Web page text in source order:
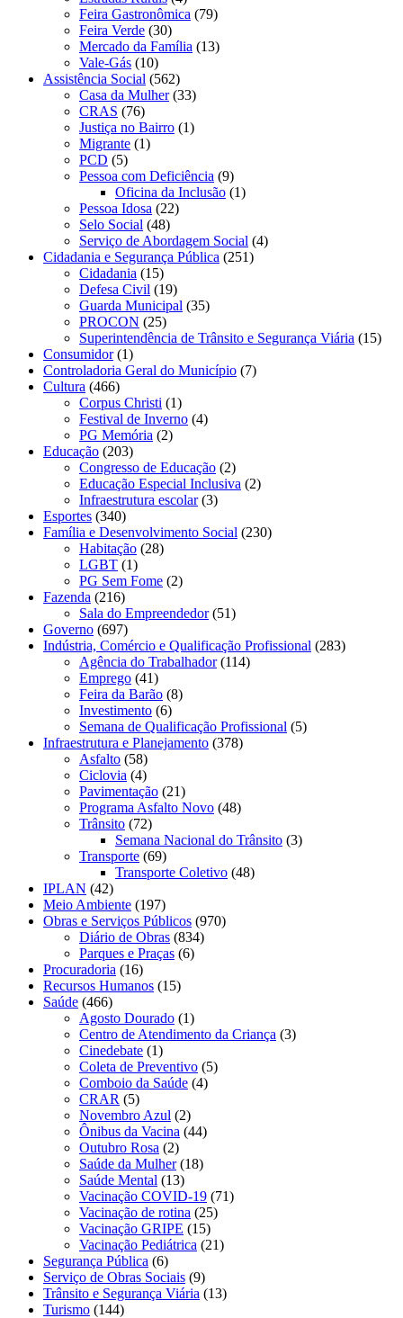
Feira Gastronômica (79)
Feira Verde (30)
Mercado da Família (13)
Vale-Gás (10)
Assistência Social (562)
Casa da Mulher(33)
CRAS (76)
Justiça no Bairro (1)
Migrante (1)
PCD (5)
Pessoa com Deficiência (9)
Oficina da Inclusão (1)
Pessoa Idosa (22)
Selo Social (48)
Serviço de Abordagem Social (4)
Cidadania e Segurança Pública (251)
Cidadania (15)
Defesa Civil (19)
Guarda Municipal (35)
PROCON (25)
Superintendência de Trânsito e Segurança Viária (15)
Consumidor(1)
Controladoria Geral do Município (7)
Cultura (466)
Corpus Christi (1)
Festival de Inverno (4)
PG Memória (2)
Educação (203)
Congresso de Educação (2)
Educação Especial Inclusiva (2)
Infraestrutura escolar(3)
Esportes (340)
Família e Desenvolvimento Social (230)
Habitação (28)
LGBT (1)
PG Sem Fome (2)
Fazenda (216)
Sala do Empreendedor(51)
Governo (697)
Indústria, Comércio e Qualificação Profissional (283)
Agência do Trabalhador(114)
Emprego (41)
Feira da Barão (8)
Investimento (6)
Semana de Qualificação Profissional (5)
Infraestrutura e Planejamento (378)
Asfalto (58)
Ciclovia (4)
Pavimentação (21)
Programa Asfalto Novo (48)
Trânsito (72)
Semana Nacional do Trânsito (3)
Transporte (69)
Transporte Coletivo (48)
IPLAN (42)
Meio Ambiente (197)
Obras e Serviços Públicos (970)
Diário de Obras (834)
Parques e Praças (6)
Procuradoria (16)
Recursos Humanos (15)
Saúde (466)
Agosto Dourado (1)
Centro de Atendimento da Criança (3)
Cinedebate (1)
Coleta de Preventivo (5)
Comboio da Saúde (4)
CRAR (5)
Novembro Azul (2)
Ônibus da Vacina (44)
Outubro Rosa (2)
Saúde da Mulher(18)
Saúde Mental (13)
Vacinação COVID-19 (71)
Vacinação de rotina (25)
Vacinação GRIPE (15)
Vacinação Pediátrica (21)
Segurança Pública (6)
Serviço de Obras Sociais (9)
Trânsito e Segurança Viária (13)
Turismo (144)